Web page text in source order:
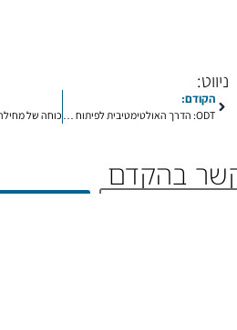
ניווט:
הקודם:
קשר בהקדם